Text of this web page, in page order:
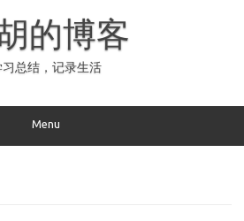
的博客
习总结，记录生活
Menu